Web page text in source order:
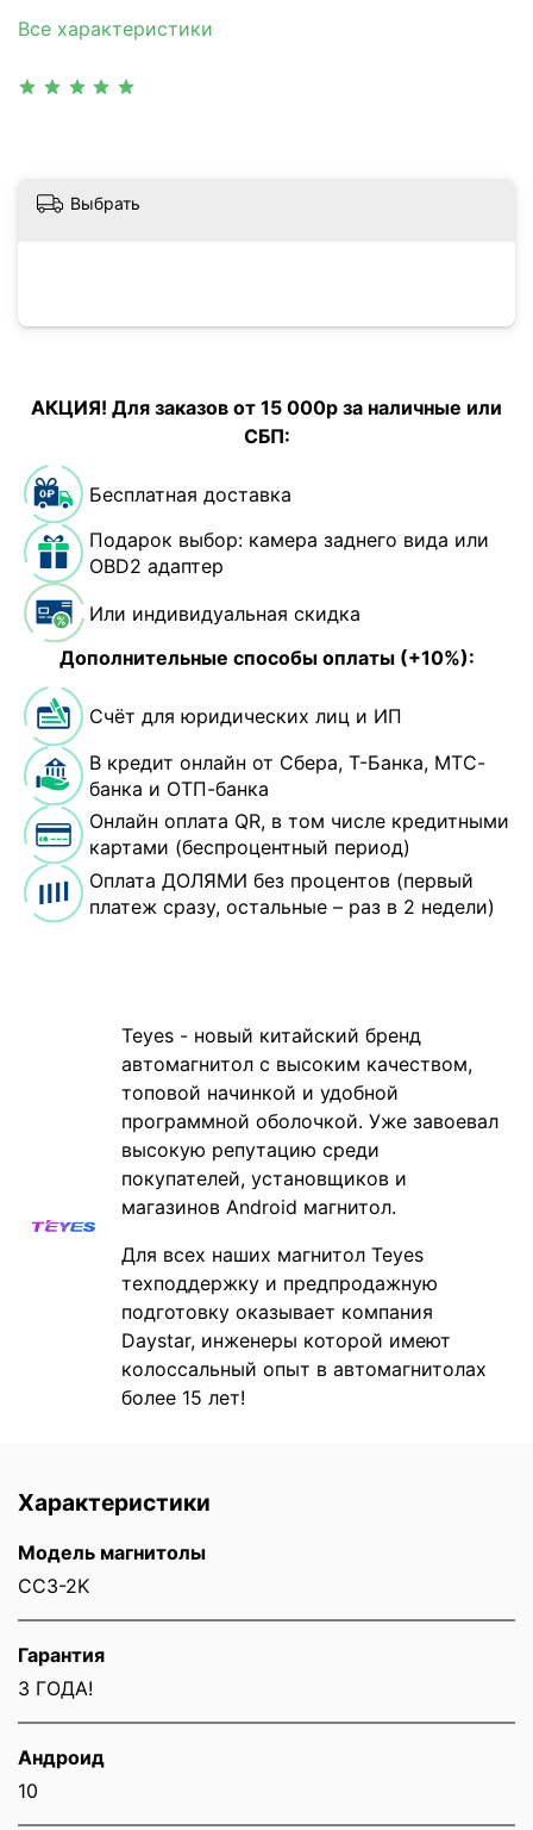
Все характеристики
Выбрать
АКЦИЯ! Для заказов от 15 000р за наличные или
СБП:
Бесплатная доставка
Подарок выбор: камера заднего вида или
OBD2 адаптер
Или индивидуальная скидка
Дополнительные способы оплаты (+10%):
Счёт для юридических лиц и ИП
В кредит онлайн от Сбера, Т-Банка, МТС-
банка и ОТП-банка
Онлайн оплата QR, в том числе кредитными
картами (беспроцентный период)
Оплата ДОЛЯМИ без процентов (первый
платеж сразу, остальные – раз в 2 недели)
Teyes - новый китайский бренд
автомагнитол с высоким качеством,
топовой начинкой и удобной
программной оболочкой. Уже завоевал
высокую репутацию среди
покупателей, установщиков и
магазинов Android магнитол.
Для всех наших магнитол Teyes
техподдержку и предпродажную
подготовку оказывает компания
Daystar, инженеры которой имеют
колоссальный опыт в автомагнитолах
более 15 лет!
Характеристики
Модель магнитолы
CC3-2K
Гарантия
3 ГОДА!
Андроид
10